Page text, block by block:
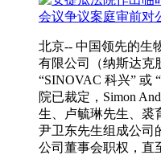
北京-- 中国领先的
有限公司（纳斯达克
“SINOVAC 科兴” 或
院已裁定，Simon
生、卢毓琳先生、裘
尹卫东先生组成公司
公司董事会职权，直